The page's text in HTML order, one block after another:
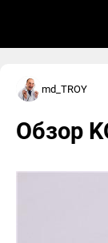
md_TROY
Обзор